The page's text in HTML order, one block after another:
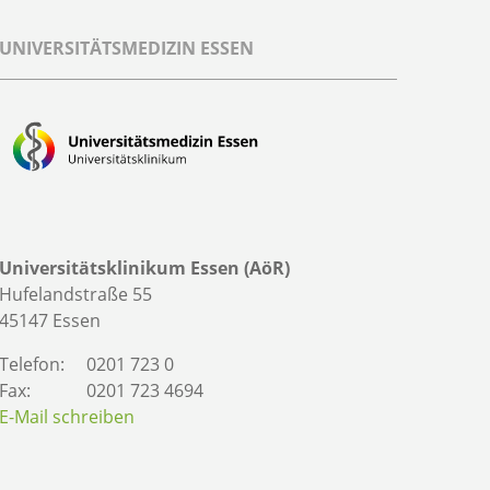
UNIVERSITÄTSMEDIZIN ESSEN
Universitätsklinikum Essen (AöR)
Hufelandstraße 55
45147 Essen
Telefon:
0201 723 0
Fax:
0201 723 4694
E-Mail schreiben